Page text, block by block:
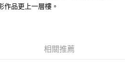
台灣樂天信用卡公司
作品更上一層樓。
相關推薦